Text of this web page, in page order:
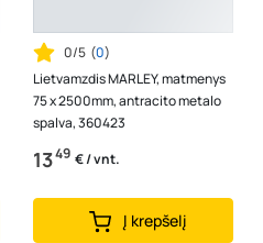
0/5 (0)
Lietvamzdis MARLEY, matmenys
75 x 2500mm, antracito metalo
spalva, 360423
1349 € / vnt.
Į krepšelį